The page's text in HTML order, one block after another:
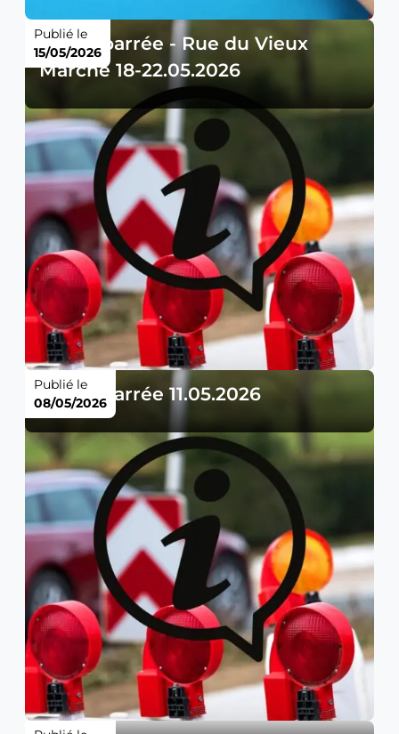
Route barrée - Rue du Vieux
Marché 18-22.05.2026
Publié le
15/05/2026
Route barrée 11.05.2026
Publié le
08/05/2026